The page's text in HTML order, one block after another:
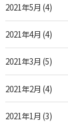
2021年5月 (4)
2021年4月 (4)
2021年3月 (5)
2021年2月 (4)
2021年1月 (3)